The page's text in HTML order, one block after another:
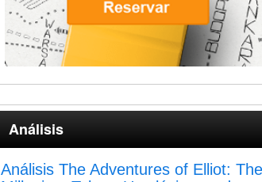
Análisis
Análisis The Adventures of Elliot: